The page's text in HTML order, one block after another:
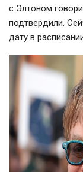
с Элтоном
подтвердили.
дату в